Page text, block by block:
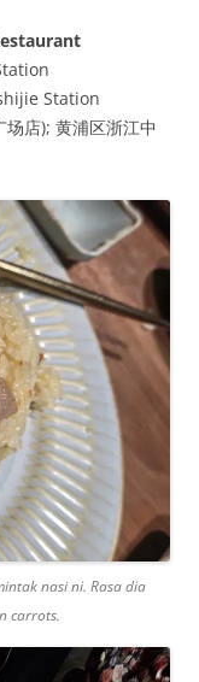
Station
店); 黄浦区浙江中
nasi ni. Rasa dia
carrots.